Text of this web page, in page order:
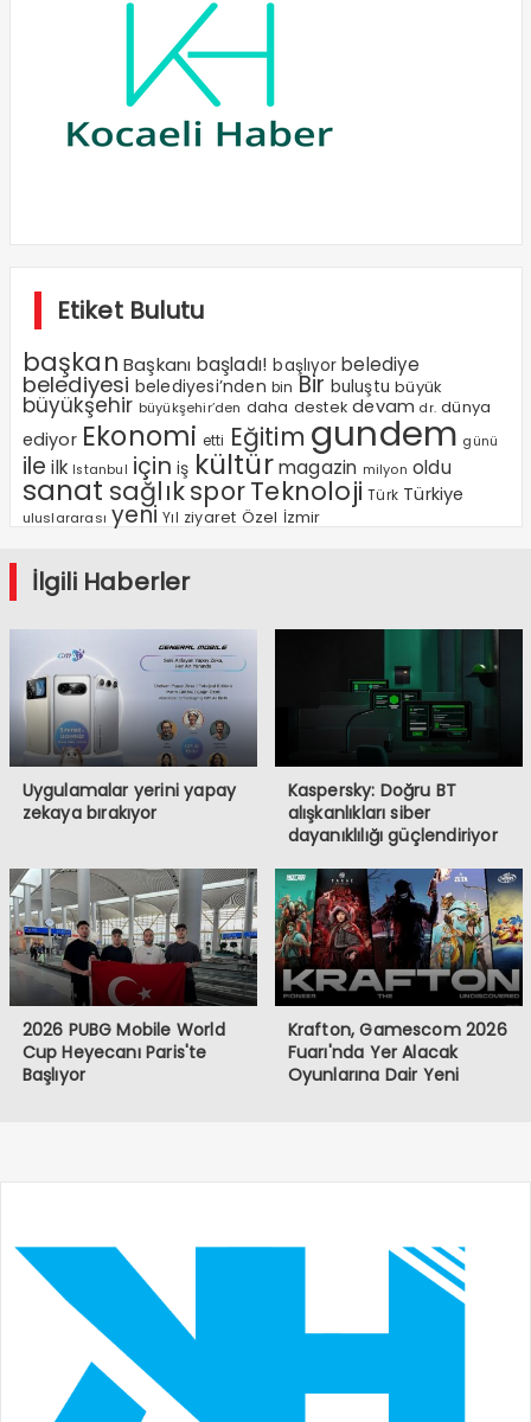
Etiket Bulutu
başkan Başkanı başladı! başlıyor belediye
belediyesi belediyesi’nden bin Bir buluştu büyük
büyükşehir büyükşehir’den daha destek devam dr. dünya
ediyor Ekonomi etti Eğitim gundem günü
ile ilk Istanbul için iş kültür magazin milyon oldu
sanat sağlıksporTeknoloji Türk Türkiye
uluslararası yeni Yıl ziyaret Özel İzmir
İlgili Haberler
Uygulamalar yerini yapay
zekaya bırakıyor
Kaspersky: Doğru BT
alışkanlıkları siber
dayanıklılığı güçlendiriyor
2026 PUBG Mobile World
Cup Heyecanı Paris'te
Başlıyor
Krafton, Gamescom 2026
Fuarı'nda Yer Alacak
Oyunlarına Dair Yeni